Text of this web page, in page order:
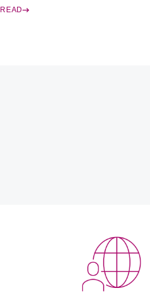
security kon het bedrijf perfect
READ